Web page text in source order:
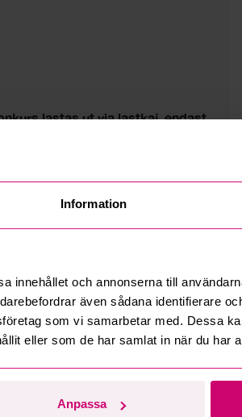
Information
innehållet och annonserna till
även sådana identifierare
som vi samarbetar med. Dessa
eller som de har samlat in när du har
Anpassa
lastas ut via lastkaj, endast